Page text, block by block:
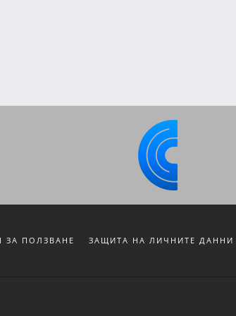
ЗА ПОЛЗВАНЕ ЗАЩИТА НА ЛИЧНИТЕ ДАННИ